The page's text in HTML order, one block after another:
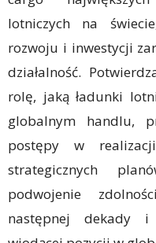
lotniczych na
rozwoju i inwestycji
działalność.
rolę, jaką ładunki
globalnym handlu,
postępy w
strategicznych
podwojenie
następnej dekady i